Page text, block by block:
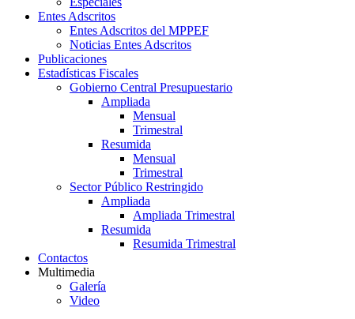
Entes Adscritos
Entes Adscritos del MPPEF
Noticias Entes Adscritos
Publicaciones
Estadísticas Fiscales
Gobierno Central Presupuestario
Ampliada
Mensual
Trimestral
Resumida
Mensual
Trimestral
Sector Público Restringido
Ampliada
Ampliada Trimestral
Resumida
Resumida Trimestral
Contactos
Multimedia
Galería
Video